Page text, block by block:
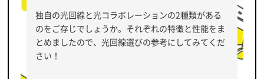
独自の光回線と光コラボレーションの2種類がある
のをご存じでしょうか。それぞれの特徴と性能をま
とめましたので、光回線選びの参考にしてみてくだ
さい！